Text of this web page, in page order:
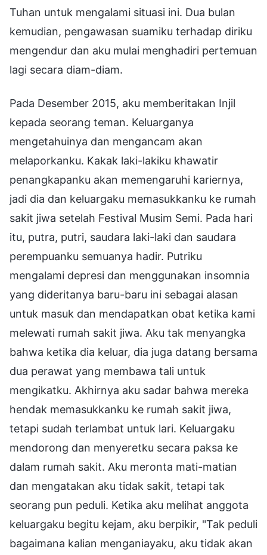
Tuhan untuk mengalami situasi ini. Dua bulan
kemudian, pengawasan suamiku terhadap diriku
mengendur dan aku mulai menghadiri pertemuan
lagi secara diam-diam.
Pada Desember 2015, aku memberitakan Injil
kepada seorang teman. Keluarganya
mengetahuinya dan mengancam akan
melaporkanku. Kakak laki-lakiku khawatir
penangkapanku akan memengaruhi kariernya,
jadi dia dan keluargaku memasukkanku ke rumah
sakit jiwa setelah Festival Musim Semi. Pada hari
itu, putra, putri, saudara laki-laki dan saudara
perempuanku semuanya hadir. Putriku
mengalami depresi dan menggunakan insomnia
yang dideritanya baru-baru ini sebagai alasan
untuk masuk dan mendapatkan obat ketika kami
melewati rumah sakit jiwa. Aku tak menyangka
bahwa ketika dia keluar, dia juga datang bersama
dua perawat yang membawa tali untuk
mengikatku. Akhirnya aku sadar bahwa mereka
hendak memasukkanku ke rumah sakit jiwa,
tetapi sudah terlambat untuk lari. Keluargaku
mendorong dan menyeretku secara paksa ke
dalam rumah sakit. Aku meronta mati-matian
dan mengatakan aku tidak sakit, tetapi tak
seorang pun peduli. Ketika aku melihat anggota
keluargaku begitu kejam, aku berpikir, "Tak peduli
bagaimana kalian menganiayaku, aku tidak akan